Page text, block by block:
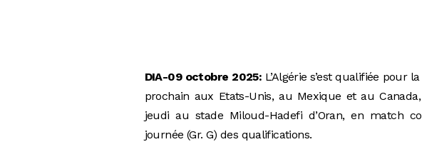
DIA-09 octobre 2025: L’Algérie s’est qualifiée pour
prochain aux Etats-Unis, au Mexique et au
jeudi au stade Miloud-Hadefi d’Oran, en match
journée (Gr. G) des qualifications.